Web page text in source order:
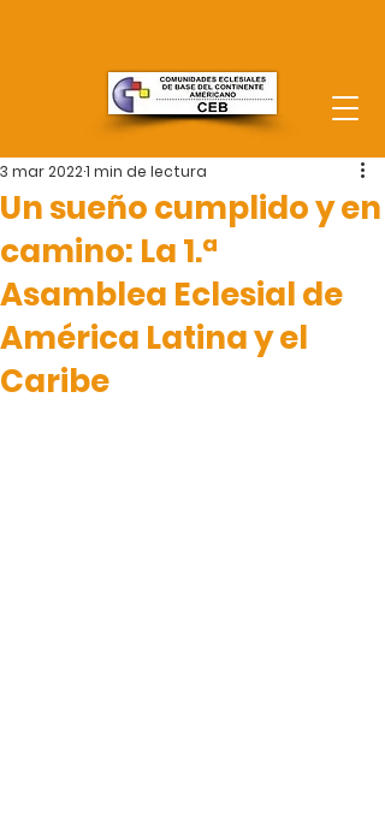
Un sueño cumplido y en
camino: La 1.ª
Asamblea Eclesial de
América Latina y el
Caribe
3 mar 20221 min de lectura